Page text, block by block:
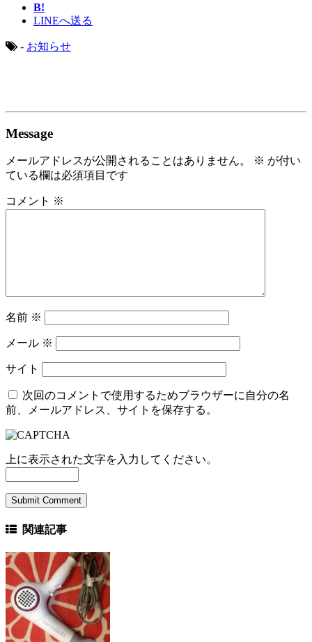
B!
LINEへ送る
- お知らせ
Message
メールアドレスが公開されることはありません。 ※ が付い
ている欄は必須項目です
コメント ※
名前 ※
メール ※
サイト
次回のコメントで使用するためブラウザーに自分の名
前、メールアドレス、サイトを保存する。
上に表示された文字を入力してください。
関連記事